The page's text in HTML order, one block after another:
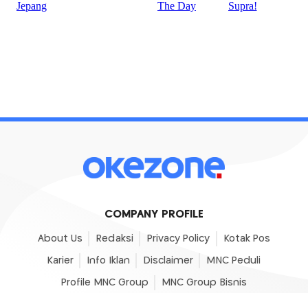
COMPANY PROFILE
About Us Redaksi Privacy Policy Kotak Pos
Karier Info Iklan Disclaimer MNC Peduli
Profile MNC Group MNC Group Bisnis